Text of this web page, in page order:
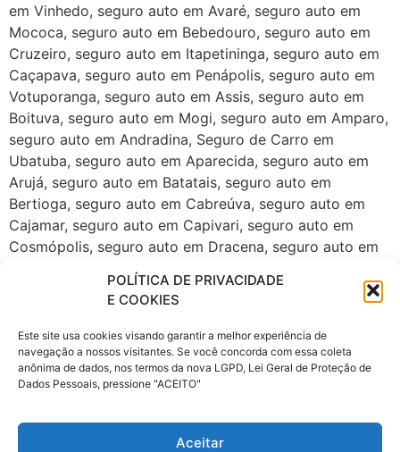
POLÍTICA DE PRIVACIDADE
E COOKIES
Este site usa cookies visando garantir a melhor experiência de
navegação a nossos visitantes. Se você concorda com essa coleta
anônima de dados, nos termos da nova LGPD, Lei Geral de Proteção de
Dados Pessoais, pressione "ACEITO"
Aceitar
em Vinhedo, seguro auto em Avaré, seguro auto em
Mococa, seguro auto em Bebedouro, seguro auto em
Cruzeiro, seguro auto em Itapetininga, seguro auto em
Caçapava, seguro auto em Penápolis, seguro auto em
Votuporanga, seguro auto em Assis, seguro auto em
Boituva, seguro auto em Mogi, seguro auto em Amparo,
seguro auto em Andradina, Seguro de Carro em
Ubatuba, seguro auto em Aparecida, seguro auto em
Arujá, seguro auto em Batatais, seguro auto em
Bertioga, seguro auto em Cabreúva, seguro auto em
Cajamar, seguro auto em Capivari, seguro auto em
Cosmópolis, seguro auto em Dracena, seguro auto em
Guararema, seguro auto em Ibiúna, seguro auto em
Ibitinga, seguro auto em Ilhabela, seguro auto em
Itupeva, seguro auto em Jaboticabal, seguro auto em
Jaguariúna, seguro auto em Itu, seguro auto em Jales,
seguro auto em Lins, seguro auto em Lorena, seguro
auto em Pirassununga, seguro auto em São Sebastião,
seguro auto em Vinhedo. Corretora de seguros na zona
leste de São Paulo, Corretora de seguros na zona norte